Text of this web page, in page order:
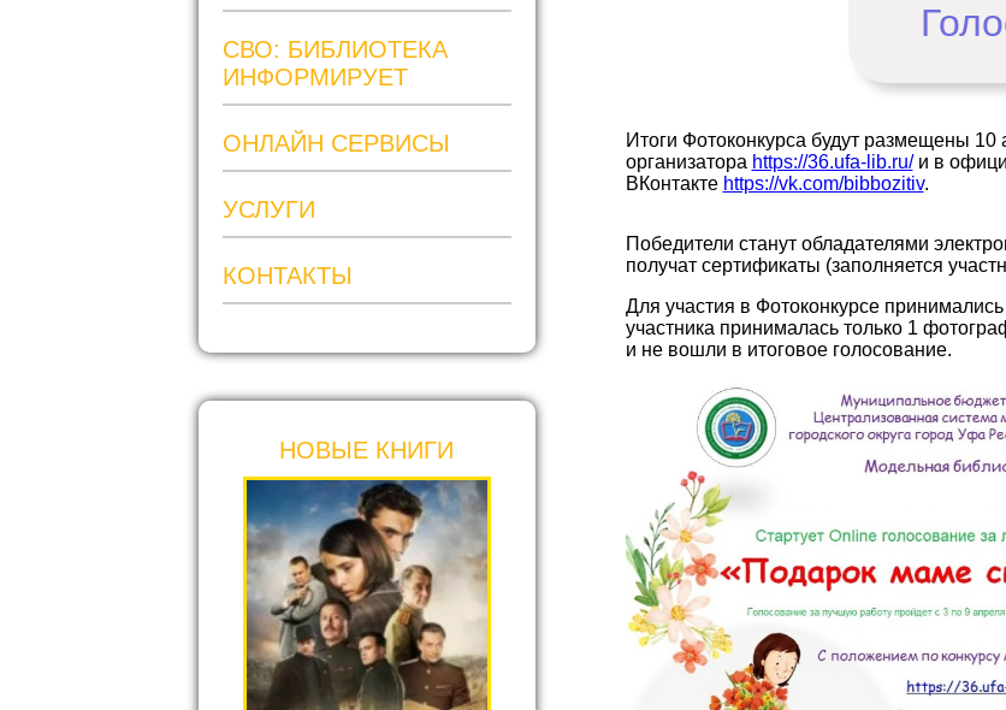
СВО: БИБЛИОТЕКА
ИНФОРМИРУЕТ
ОНЛАЙН СЕРВИСЫ
УСЛУГИ
КОНТАКТЫ
НОВЫЕ КНИГИ
Итоги Фотоконкурса будут размещены 10
организатора https://36.ufa-lib.ru/и в
ВКонтакте https://vk.com/bibbozitiv.
Победители станут обладателями
получат сертификаты (заполняется
Для участия в Фотоконкурсе
участника принималась только 1
и не вошли в итоговое голосование.